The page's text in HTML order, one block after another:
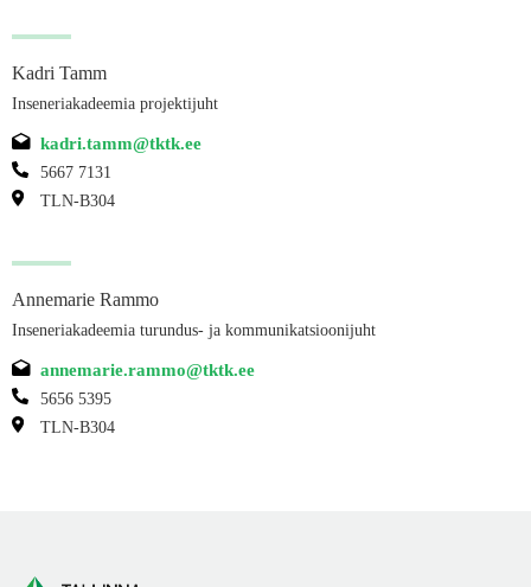
Kadri Tamm
Inseneriakadeemia projektijuht
kadri.tamm@tktk.ee
5667 7131
TLN-B304
Annemarie Rammo
Inseneriakadeemia turundus- ja kommunikatsioonijuht
annemarie.rammo@tktk.ee
5656 5395
TLN-B304